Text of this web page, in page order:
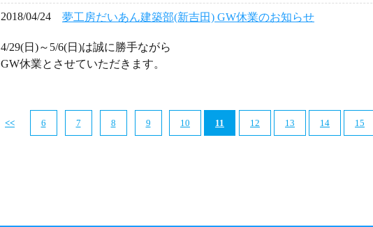
2018/04/24 夢工房だいあん建築部(新吉田) GW休業のお知らせ
4/29(日)～5/6(日)は誠に勝手ながら
GW休業とさせていただきます。
<< 6 7 8 9 10 11 12 13 14 15